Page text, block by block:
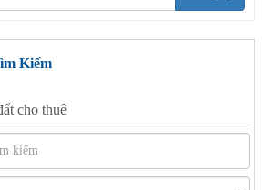
Kiếm
cho thuê